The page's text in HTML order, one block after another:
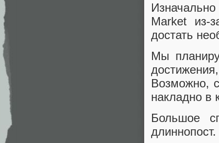
Market из-
достать
Мы
Возможно,
накладно в
Большое
длиннопост.